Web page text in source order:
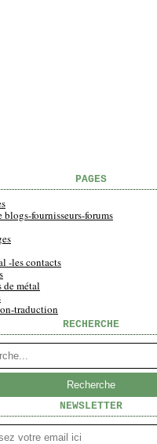
PAGES
blogs-fournisseurs-forums
-les contacts
de métal
traduction
RECHERCHE
NEWSLETTER